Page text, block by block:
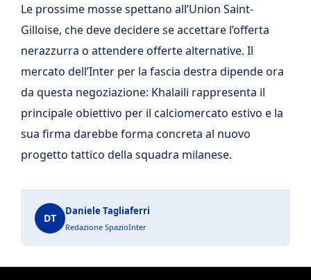
Le prossime mosse spettano all’Union Saint-
Gilloise, che deve decidere se accettare l’offerta
nerazzurra o attendere offerte alternative. Il
mercato dell’Inter per la fascia destra dipende ora
da questa negoziazione: Khalaili rappresenta il
principale obiettivo per il calciomercato estivo e la
sua firma darebbe forma concreta al nuovo
progetto tattico della squadra milanese.
DT
Daniele Tagliaferri
Redazione SpazioInter